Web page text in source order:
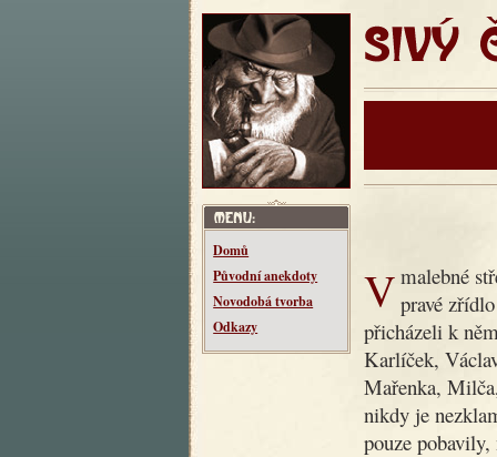
SIVÝ
Domů
Původní anekdoty
Novodobá tvorba
Odkazy
V malebné středočeské vesnici Makotřasy žil kdysi dědeček, pravé
přicházeli k
Karlíček,
Mařenka,
nikdy je
pouze